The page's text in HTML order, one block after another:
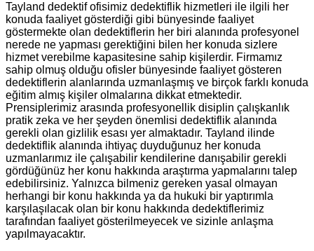
Tayland dedektif ofisimiz dedektiflik hizmetleri ile ilgili her
konuda faaliyet gösterdiği gibi bünyesinde faaliyet
göstermekte olan dedektiflerin her biri alanında profesyonel
nerede ne yapması gerektiğini bilen her konuda sizlere
hizmet verebilme kapasitesine sahip kişilerdir. Firmamız
sahip olmuş olduğu ofisler bünyesinde faaliyet gösteren
dedektiflerin alanlarında uzmanlaşmış ve birçok farklı konuda
eğitim almış kişiler olmalarına dikkat etmektedir.
Prensiplerimiz arasında profesyonellik disiplin çalışkanlık
pratik zeka ve her şeyden önemlisi dedektiflik alanında
gerekli olan gizlilik esası yer almaktadır. Tayland ilinde
dedektiflik alanında ihtiyaç duyduğunuz her konuda
uzmanlarımız ile çalışabilir kendilerine danışabilir gerekli
gördüğünüz her konu hakkında araştırma yapmalarını talep
edebilirsiniz. Yalnızca bilmeniz gereken yasal olmayan
herhangi bir konu hakkında ya da hukuki bir yaptırımla
karşılaşılacak olan bir konu hakkında dedektiflerimiz
tarafından faaliyet gösterilmeyecek ve sizinle anlaşma
yapılmayacaktır.